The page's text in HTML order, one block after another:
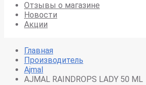
Отзывы о магазине
Новости
Акции
Главная
Производитель
Ajmal
AJMAL RAINDROPS LADY 50 ML